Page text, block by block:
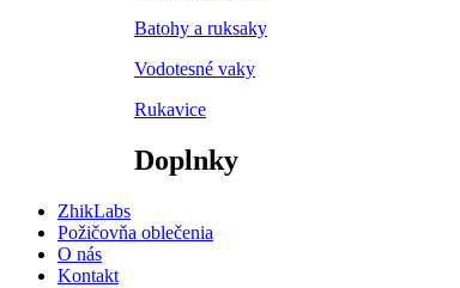
Batohy a ruksaky
Vodotesné vaky
Rukavice
Doplnky
ZhikLabs
Požičovňa oblečenia
O nás
Kontakt